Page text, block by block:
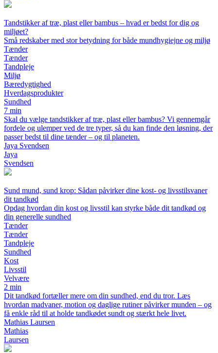
Tandstikker af træ, plast eller bambus – hvad er bedst for dig og
miljøet?
Små redskaber med stor betydning for både mundhygiejne og miljø
Tænder
Tænder
Tandpleje
Miljø
Bæredygtighed
Hverdagsprodukter
Sundhed
7 min
Skal du vælge tandstikker af træ, plast eller bambus? Vi gennemgår
fordele og ulemper ved de tre typer, så du kan finde den løsning, der
passer bedst til dine tænder – og til planeten.
Jaya Svendsen
Jaya
Svendsen
Sund mund, sund krop: Sådan påvirker dine kost- og livsstilsvaner
dit tandkød
Opdag hvordan din kost og livsstil kan styrke både dit tandkød og
din generelle sundhed
Tænder
Tænder
Tandpleje
Sundhed
Kost
Livsstil
Velvære
2 min
Dit tandkød fortæller mere om din sundhed, end du tror. Læs
hvordan madvaner, motion og daglige rutiner påvirker munden – og
få enkle råd til at holde tandkødet sundt og stærkt hele livet.
Mathias Laursen
Mathias
Laursen